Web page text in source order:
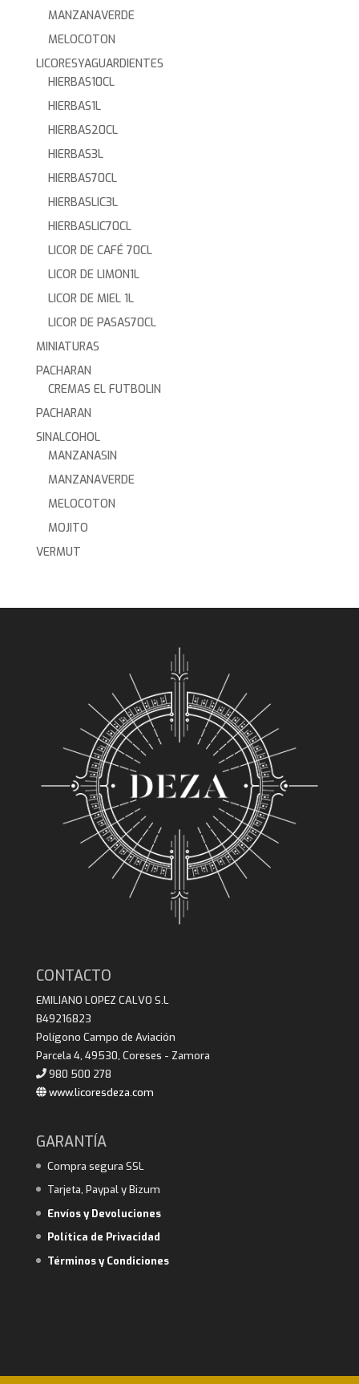
MANZANAVERDE
MELOCOTON
LICORESYAGUARDIENTES
HIERBAS10CL
HIERBAS1L
HIERBAS20CL
HIERBAS3L
HIERBAS70CL
HIERBASLIC3L
HIERBASLIC70CL
LICOR DE CAFÉ 70CL
LICOR DE LIMON1L
LICOR DE MIEL 1L
LICOR DE PASAS70CL
MINIATURAS
PACHARAN
CREMAS EL FUTBOLIN
PACHARAN
SINALCOHOL
MANZANASIN
MANZANAVERDE
MELOCOTON
MOJITO
VERMUT
CONTACTO
EMILIANO LOPEZ CALVO S.L
B49216823
Polígono Campo de Aviación
Parcela 4, 49530, Coreses - Zamora
980 500 278
www.licoresdeza.com
GARANTÍA
Compra segura SSL
Tarjeta, Paypal y Bizum
Envíos y Devoluciones
Política de Privacidad
Términos y Condiciones